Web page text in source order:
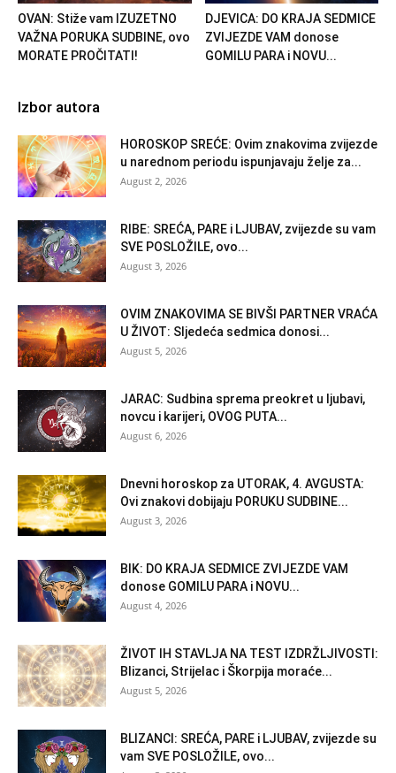
OVAN: Stiže vam IZUZETNO
VAŽNA PORUKA SUDBINE, ovo
MORATE PROČITATI!
DJEVICA: DO KRAJA SEDMICE
ZVIJEZDE VAM donose
GOMILU PARA i NOVU...
Izbor autora
HOROSKOP SREĆE: Ovim znakovima zvijezde
u narednom periodu ispunjavaju želje za...
August 2, 2026
RIBE: SREĆA, PARE i LJUBAV, zvijezde su vam
SVE POSLOŽILE, ovo...
August 3, 2026
OVIM ZNAKOVIMA SE BIVŠI PARTNER VRAĆA
U ŽIVOT: Sljedeća sedmica donosi...
August 5, 2026
JARAC: Sudbina sprema preokret u ljubavi,
novcu i karijeri, OVOG PUTA...
August 6, 2026
Dnevni horoskop za UTORAK, 4. AVGUSTA:
Ovi znakovi dobijaju PORUKU SUDBINE...
August 3, 2026
BIK: DO KRAJA SEDMICE ZVIJEZDE VAM
donose GOMILU PARA i NOVU...
August 4, 2026
ŽIVOT IH STAVLJA NA TEST IZDRŽLJIVOSTI:
Blizanci, Strijelac i Škorpija moraće...
August 5, 2026
BLIZANCI: SREĆA, PARE i LJUBAV, zvijezde su
vam SVE POSLOŽILE, ovo...